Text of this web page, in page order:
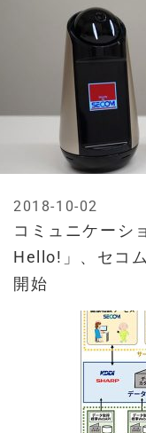
コミュニケーシ
Hello!」、セコ
開始
2018-10-02